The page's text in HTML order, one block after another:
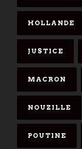
HOLLANDE
JUSTICE
MACRON
NOUZILLE
POUTINE